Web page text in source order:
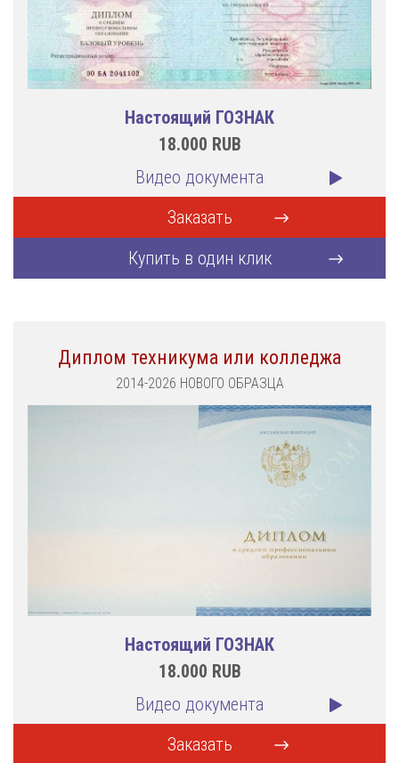
Настоящий ГОЗНАК
18.000 RUB
Видео документа
Заказать
Купить в один клик
Диплом техникума или колледжа
2014-2026 НОВОГО ОБРАЗЦА
Настоящий ГОЗНАК
18.000 RUB
Видео документа
Заказать